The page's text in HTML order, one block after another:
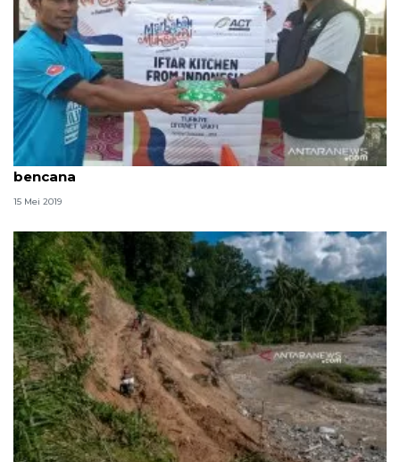
ACT Sulteng bantu kebutuhan pangan penyintas
bencana
15 Mei 2019